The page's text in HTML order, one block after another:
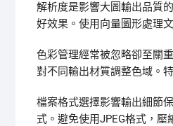
解析度是影響大圖輸出品質
好效果。使用向量圖形處理
色彩管理經常被忽略卻至關
對不同輸出材質調整色域。
檔案格式選擇影響輸出細節
式。避免使用JPEG格式，壓